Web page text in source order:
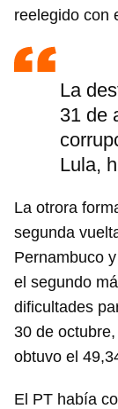
reelegido con
La
31 de
Lula,
La otrora
segunda
Pernambuco
el segundo
dificultades
30 de
obtuvo el
El PT había